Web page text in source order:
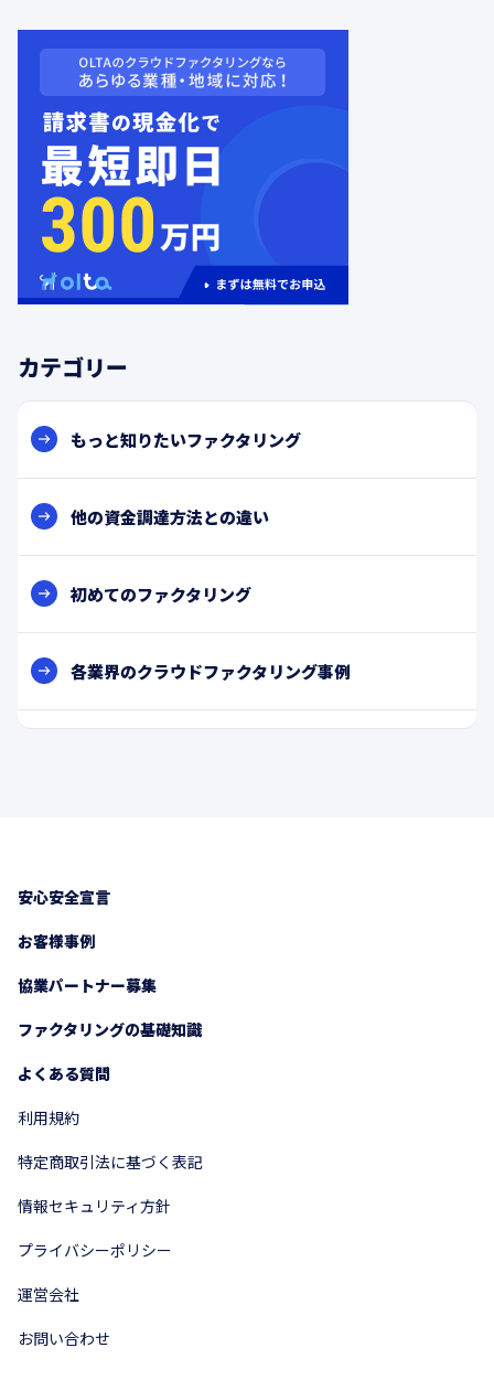
カテゴリー
もっと知りたいファクタリング
他の資金調達方法との違い
初めてのファクタリング
各業界のクラウドファクタリング事例
安心安全宣言
お客様事例
協業パートナー募集
ファクタリングの基礎知識
よくある質問
利用規約
特定商取引法に基づく表記
情報セキュリティ方針
プライバシーポリシー
運営会社
お問い合わせ